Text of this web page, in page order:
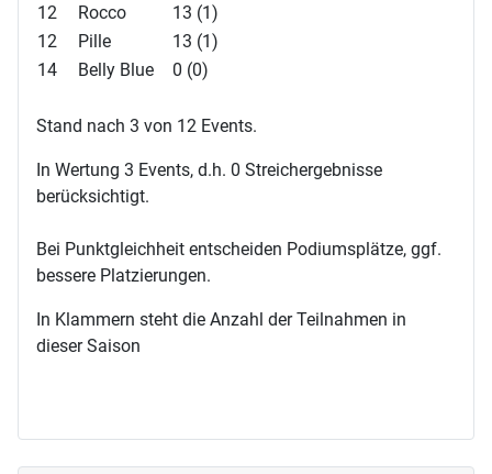
12
Rocco
13 (1)
12
Pille
13 (1)
14
Belly Blue 0 (0)
Stand nach 3 von 12 Events.
In Wertung 3 Events, d.h. 0 Streichergebnisse
berücksichtigt.
Bei Punktgleichheit entscheiden Podiumsplätze, ggf.
bessere Platzierungen.
In Klammern steht die Anzahl der Teilnahmen in
dieser Saison